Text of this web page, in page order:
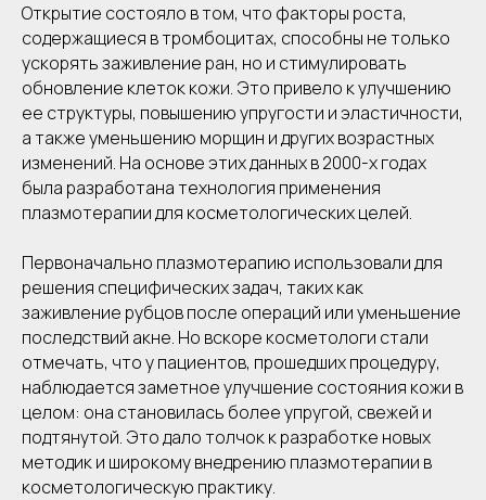
Открытие состояло в том, что факторы роста,
содержащиеся в тромбоцитах, способны не только
ускорять заживление ран, но и стимулировать
обновление клеток кожи. Это привело к улучшению
ее структуры, повышению упругости и эластичности,
а также уменьшению морщин и других возрастных
изменений. На основе этих данных в 2000-х годах
была разработана технология применения
плазмотерапии для косметологических целей.
Первоначально плазмотерапию использовали для
решения специфических задач, таких как
заживление рубцов после операций или уменьшение
последствий акне. Но вскоре косметологи стали
отмечать, что у пациентов, прошедших процедуру,
наблюдается заметное улучшение состояния кожи в
целом: она становилась более упругой, свежей и
подтянутой. Это дало толчок к разработке новых
методик и широкому внедрению плазмотерапии в
косметологическую практику.